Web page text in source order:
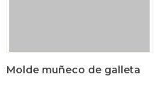
Molde muñeco de galleta